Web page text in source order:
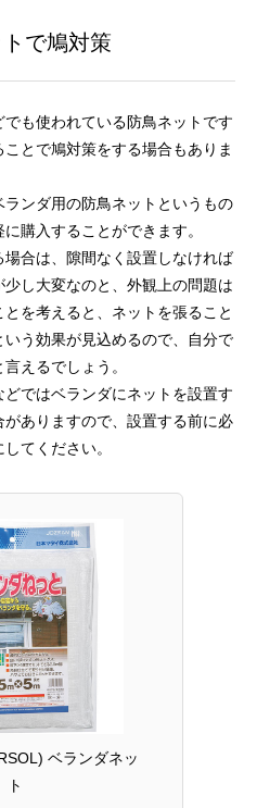
で鳩対策
も使われている防鳥ネットです
とで鳩対策をする場合もありま
ンダ用の防鳥ネットというもの
購入することができます。
合は、隙間なく設置しなければ
し大変なのと、外観上の問題は
を考えると、ネットを張ること
う効果が見込めるので、自分で
えるでしょう。
ではベランダにネットを設置す
ありますので、設置する前に必
てください。
ベランダネッ
ト